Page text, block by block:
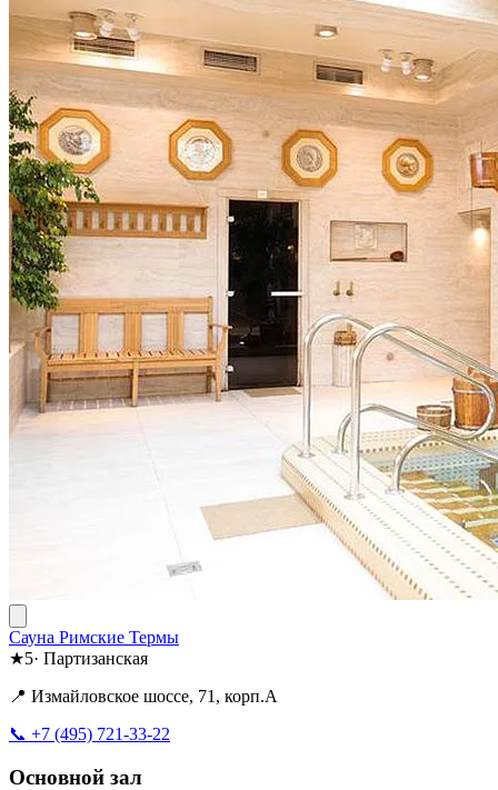
Сауна Римские Термы
★5· Партизанская
📍 Измайловское шоссе, 71, корп.А
📞 +7 (495) 721-33-22
Основной зал